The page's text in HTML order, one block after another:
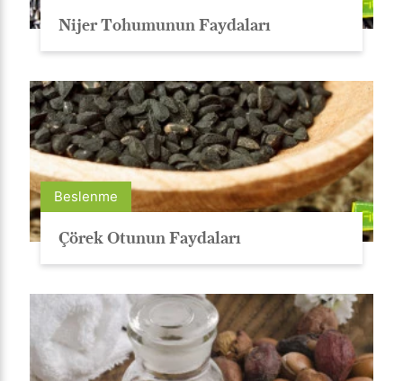
Nijer Tohumunun Faydaları
Beslenme
Çörek Otunun Faydaları